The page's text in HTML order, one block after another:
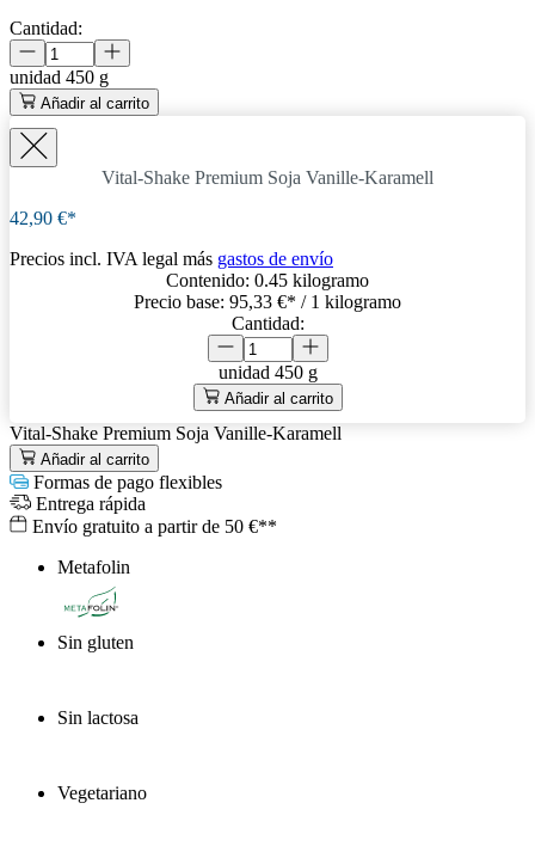
Cantidad:
unidad 450 g
Añadir al carrito
Vital-Shake Premium Soja Vanille-Karamell
42,90 €*
Precios incl. IVA legal más gastos de envío
Contenido: 0.45 kilogramo
Precio base: 95,33 €* / 1 kilogramo
Cantidad:
unidad 450 g
Añadir al carrito
Vital-Shake Premium Soja Vanille-Karamell
Añadir al carrito
Formas de pago flexibles
Entrega rápida
Envío gratuito a partir de 50 €**
Metafolin
®
Sin gluten
Sin lactosa
Vegetariano